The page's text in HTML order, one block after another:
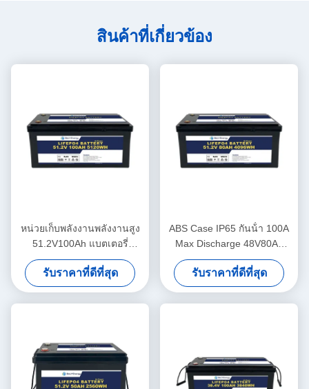
สินค้าที่เกี่ยวข้อง
หน่วยเก็บพลังงานพลังงานสูง
51.2V100Ah แบตเตอรี่
พลังงานชาร์จใหม่ สําหรับ
ระบบพลังงานในบ้าน
รับราคาที่ดีที่สุด
ABS Case IP65 กันน้ํา 100A
Max Discharge 48V80Ah
แบตเตอรี่ลิตিয়ামไอออน สําห
รับแสงอาทิตย์
รับราคาที่ดีที่สุด